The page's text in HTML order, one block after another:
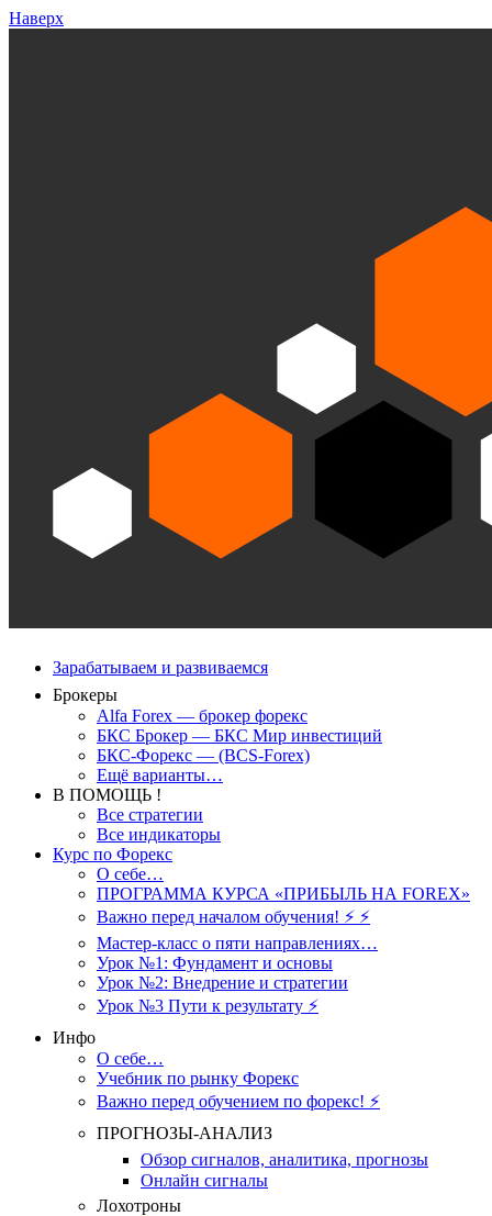
Наверх
Зарабатываем и развиваемся
Брокеры
Alfa Forex — брокер форекс
БКС Брокер — БКС Мир инвестиций
БКС-Форекс — (BCS-Forex)
Ещё варианты…
В ПОМОЩЬ !
Все стратегии
Все индикаторы
Курс по Форекс
О себе…
ПРОГРАММА КУРСА «ПРИБЫЛЬ НА FOREX»
Важно перед началом обучения! ⚡ ⚡
Мастер-класс о пяти направлениях…
Урок №1: Фундамент и основы
Урок №2: Внедрение и стратегии
Урок №3 Пути к результату ⚡️
Инфо
О себе…
Учебник по рынку Форекс
Важно перед обучением по форекс! ⚡
ПРОГНОЗЫ-АНАЛИЗ
Обзор сигналов, аналитика, прогнозы
Онлайн сигналы
Лохотроны